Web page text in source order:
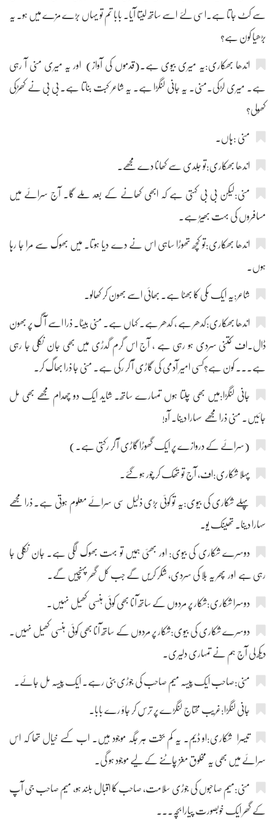
سے کٹ جاتا ہے۔اسی لئے اسے ساتھ لیتا آیا۔ بابا تم تو یہاں بڑے مزے میں ہو۔ یہ
بڑھیا کون ہے؟
اندھا بھکاری:یہ میری بیوی ہے۔(قدموں کی آواز) اور یہ میری منی آ رہی
ہے۔ میری لڑکی۔منی۔ یہ جانی لنگڑا ہے۔ یہ شاعر کبت بناتا ہے۔ بی بی نے کھڑکی
کھولی؟
منی :ہاں۔
اندھا بھکاری:تو جلدی سے کھانا دے مجھے۔
منی:لیکن بی بی کہتی ہے کہ ابھی کھانے کے بعد ملے گا۔ آج سرائے میں
مسافروں کی بہت بھیڑ ہے۔
اندھا بھکاری:تو کچھ تھوڑا ساہی اس نے دے دیا ہوتا۔ میں بھوک سے مرا جا رہا
ہوں۔
شاعر:یہ ایک مکی کا بھٹا ہے۔ بھائی اسے بھون کر کھالو۔
اندھا بھکاری:کدھر ہے ، کدھر ہے۔ کہاں ہے۔ منی بیٹا۔ ذرا اسے آگ پر بھون
ڈال۔اف کتنی سردی ہو رہی ہے ، آج اس گرم گدڑی میں بھی جان نکلی جا رہی
ہے۔۔۔ کون ہے؟کسی امیر آدمی کی گاڑی آ کر رکی ہے۔ منی جا ذرا بھاگ کر۔
جانی لنگڑا:میں بھی چلتا ہوں تمہارے ساتھ۔ شاید ایک دو چھدام مجھے بھی مل
جائیں۔ منی ذرا مجھے سہارا دینا۔ آہ!
(سرائے کے دروازے پر ایک گھوڑا گاڑی آ کر رکتی ہے۔)
پہلا شکاری:اف، آج تو تھک کر چور ہو گئے۔
پہلے شکاری کی بیوی:یہ تو کوئی بڑی ذلیل سی سرائے معلوم ہوتی ہے۔ ذرا مجھے
سہارا دینا۔ تھینک یو۔
دوسرے شکاری کی بیوی: اور بھئی ہمیں تو بہت بھوک لگی ہے۔ جان نکلی جا
رہی ہے اور پھر یہ بلا کی سردی، شکر کریں گے جب کل گھر پہنچیں گے۔
دوسرا شکاری:شکار پر مردوں کے ساتھ آنا بھی کوئی ہنسی کھیل نہیں۔
دوسرے شکاری کی بیوی:شکار پر مردوں کے ساتھ آنا بھی کوئی ہنسی کھیل نہیں۔
دیکھ لی آج ہم نے تمہاری دلیری۔
منی:صاحب ایک پیسہ میم صاحب کی جوڑی بنی رہے۔ ایک پیسہ مل جائے۔
جانی لنگڑا:غریب محتاج لنگڑے پر ترس کر جاؤ رے بابا۔
تیسرا شکاری:او ڈیم۔ یہ کم بخت ہر جگہ موجود ہیں۔ اب کسے خیال تھا کہ اس
سرائے میں بھی یہ مخلوق مغز چاٹنے کے لیے موجود ہو گی۔
منی:میم صاحبوں کی جوڑی سلامت، صاحب کا اقبال بلند ہو، میم صاحب جی آپ
کے گھر ایک خوبصورت پیارا بچہ۔۔۔